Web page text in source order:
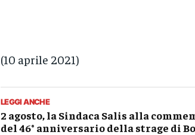
(10 aprile 2021)
LEGGI ANCHE
2 agosto, la Sindaca Salis alla
del 46° anniversario della strage di